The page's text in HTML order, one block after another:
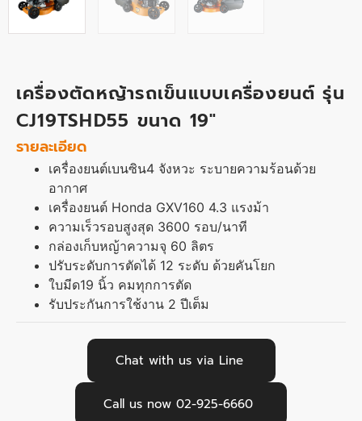
เครื่องตัดหญ้ารถเข็นแบบเครื่องยนต์ รุ่น
CJ19TSHD55 ขนาด 19″
รายละเอียด
เครื่องยนต์เบนซิน4 จังหวะ ระบายความร้อนด้วย
อากาศ
เครื่องยนต์ Honda GXV160 4.3 แรงม้า
ความเร็วรอบสูงสุด 3600 รอบ/นาที
กล่องเก็บหญ้าความจุ 60 ลิตร
ปรับระดับการตัดได้ 12 ระดับ ด้วยคันโยก
ใบมีด19 นิ้ว คมทุกการตัด
รับประกันการใช้งาน 2 ปีเต็ม
Chat with us via Line
Call us now 02-925-6660